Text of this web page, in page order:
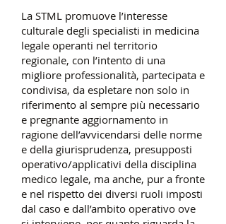
La STML promuove l’interesse
culturale degli specialisti in medicina
legale operanti nel territorio
regionale, con l’intento di una
migliore professionalità, partecipata e
condivisa, da espletare non solo in
riferimento al sempre più necessario
e pregnante aggiornamento in
ragione dell’avvicendarsi delle norme
e della giurisprudenza, presupposti
operativo/applicativi della disciplina
medico legale, ma anche, pur a fronte
e nel rispetto dei diversi ruoli imposti
dal caso e dall’ambito operativo ove